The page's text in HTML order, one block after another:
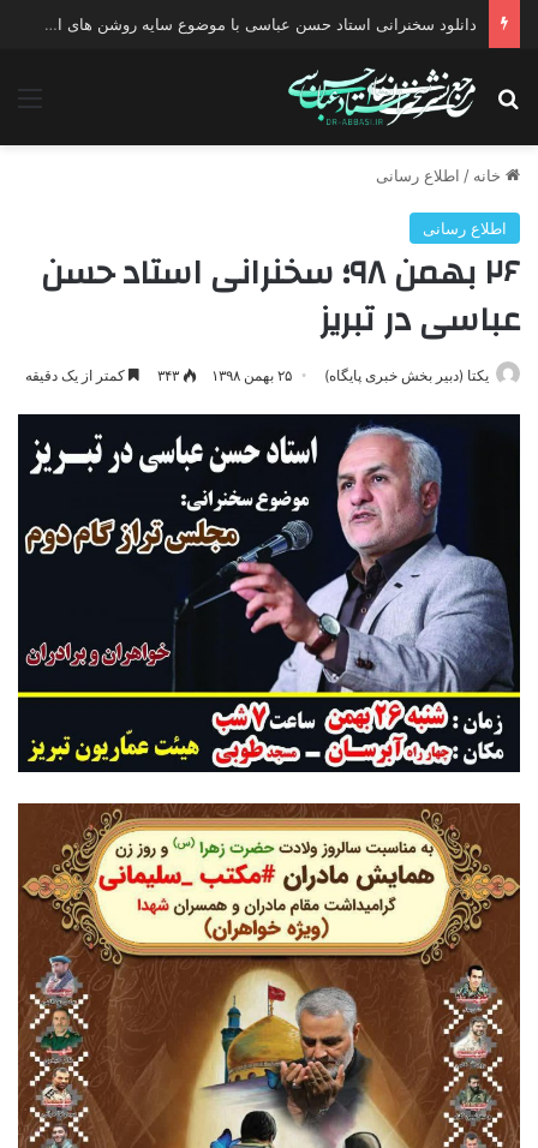
دانلود سخنرانی استاد حسن عباسی با موضوع چهار انتخاب ۱۴۰۰
جستجو برای
خانه / اطلاع رسانی
اطلاع رسانی
۲۶ بهمن ۹۸؛ سخنرانی استاد حسن
عباسی در تبریز
یکتا (دبیر بخش خبری پایگاه) ۲۵ بهمن ۱۳۹۸ ۳۴۳ کمتر از یک دقیقه